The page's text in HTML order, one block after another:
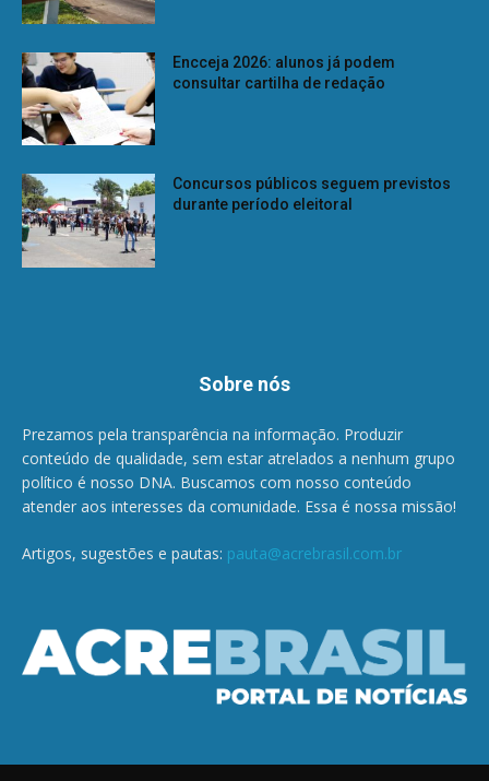
Encceja 2026: alunos já podem
consultar cartilha de redação
Concursos públicos seguem previstos
durante período eleitoral
Sobre nós
Prezamos pela transparência na informação. Produzir
conteúdo de qualidade, sem estar atrelados a nenhum grupo
político é nosso DNA. Buscamos com nosso conteúdo
atender aos interesses da comunidade. Essa é nossa missão!
Artigos, sugestões e pautas: pauta@acrebrasil.com.br